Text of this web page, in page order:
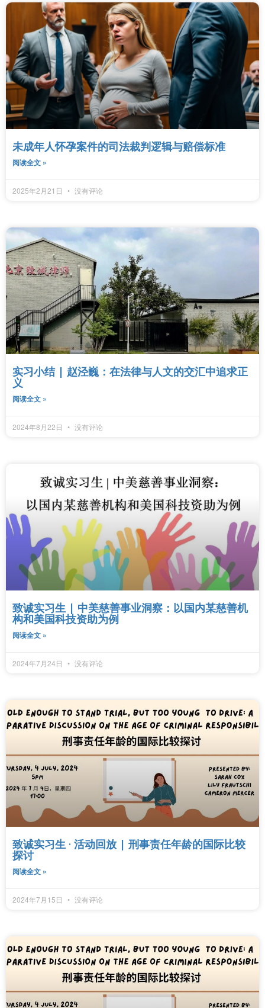
未成年人怀孕案件的司法裁判逻辑与赔偿标准
阅读全文 »
2025年2月21日 没有评论
实习小结 | 赵泾巍：在法律与人文的交汇中追求正
义
阅读全文 »
2024年8月22日 没有评论
致诚实习生 | 中美慈善事业洞察：以国内某慈善机
构和美国科技资助为例
阅读全文 »
2024年7月24日 没有评论
致诚实习生 · 活动回放 | 刑事责任年龄的国际比较
探讨
阅读全文 »
2024年7月15日 没有评论